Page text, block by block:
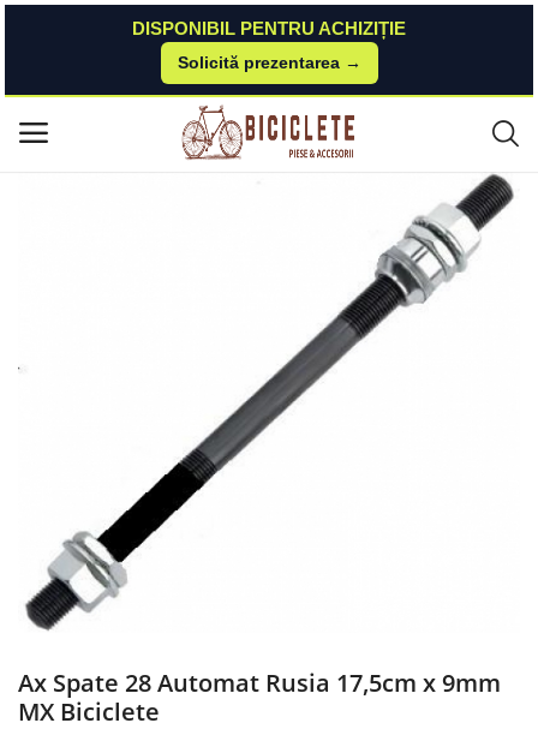
DISPONIBIL PENTRU ACHIZIȚIE
Solicită prezentarea →
Meniu principal
Înregistrare
Roți-accesorii
Ax Spate 28 Automat Rusia 17,5cm x 9mm MX Biciclete
Ax Spate 28 Automat Rusia 17,5cm x 9mm
MX Biciclete